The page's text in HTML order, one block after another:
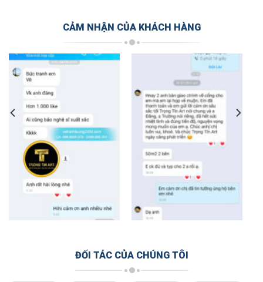
CẢM NHẬN CỦA KHÁCH HÀNG
ĐỐI TÁC CỦA CHÚNG TÔI